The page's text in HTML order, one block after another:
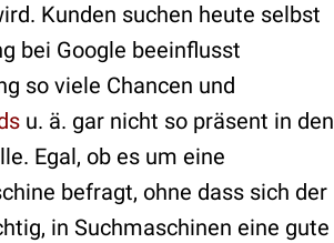
Kunden suchen heute selbst
bei Google beeinflusst
so viele Chancen und
u. ä. gar nicht so präsent in den
Egal, ob es um eine
befragt, ohne dass sich der
in Suchmaschinen eine gute